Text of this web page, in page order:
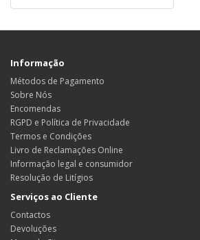
Informação
Métodos de Pagamento
Sobre Nós
Encomendas
RGPD e Política de Privacidade
Termos e Condições
Livro de Reclamações Online
Informação legal e consumidor
Resolução de Litígios
Serviços ao Cliente
Contactos
Devoluções